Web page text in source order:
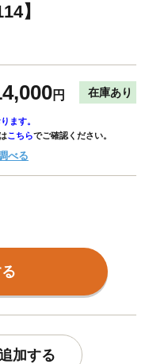
】
円 在庫あり
ます。
こちらでご確認ください。
べる
加する